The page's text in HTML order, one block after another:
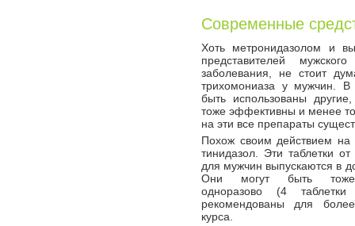
Современные
Хоть метронидазолом и
представителей
заболевания, не стоит
трихомониаза у мужчин. В
быть использованы
тоже эффективны и менее
на эти все препараты
Похож своим действием на
тинидазол. Эти таблетки
для мужчин выпускаются в
Они могут быть тоже
одноразово (4
рекомендованы для
курса.